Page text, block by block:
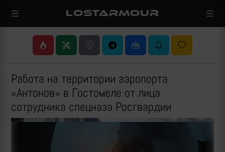
LOSTARMOUR
Работа на территории аэропорта
«Антонов» в Гостомеле от лица
сотрудника спецназа Росгвардии